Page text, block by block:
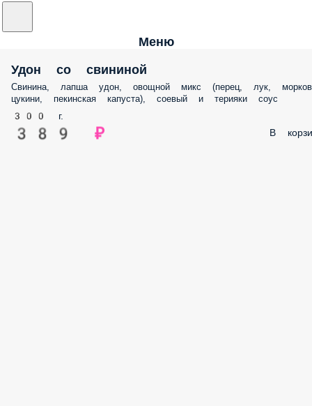
Меню
Удон со свининой
Свинина, лапша удон, овощной микс (перец, лук,
цукини, пекинская капуста), соевый и терияки соус
300 г.
389 ₽ В